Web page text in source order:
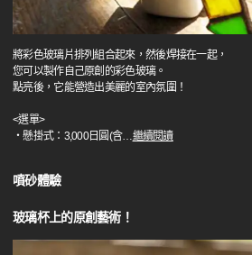
將彩色玻璃片排列組合起來，然後焊接在一起，
您可以製作自己原創的彩色玻璃。
點亮後，它能營造出美麗的室內氛圍！
<選單>
・懸掛式：3,000日圓(含…繼續閱讀
噴砂體驗
玻璃杯上的原創藝術！